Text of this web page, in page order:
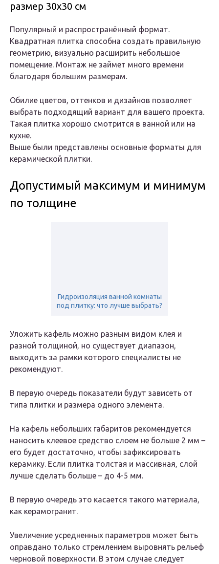
размер 30х30 см
Популярный и распространённый формат.
Квадратная плитка способна создать правильную
геометрию, визуально расширить небольшое
помещение. Монтаж не займет много времени
благодаря большим размерам.
Обилие цветов, оттенков и дизайнов позволяет
выбрать подходящий вариант для вашего проекта.
Такая плитка хорошо смотрится в ванной или на
кухне.
Выше были представлены основные форматы для
керамической плитки.
Допустимый максимум и минимум
по толщине
Гидроизоляция ванной комнаты
под плитку: что лучше выбрать?
Уложить кафель можно разным видом клея и
разной толщиной, но существует диапазон,
выходить за рамки которого специалисты не
рекомендуют.
В первую очередь показатели будут зависеть от
типа плитки и размера одного элемента.
На кафель небольших габаритов рекомендуется
наносить клеевое средство слоем не больше 2 мм –
его будет достаточно, чтобы зафиксировать
керамику. Если плитка толстая и массивная, слой
лучше сделать больше – до 4-5 мм.
В первую очередь это касается такого материала,
как керамогранит.
Увеличение усредненных параметров может быть
оправдано только стремлением выровнять рельеф
черновой поверхности. В этом случае следует